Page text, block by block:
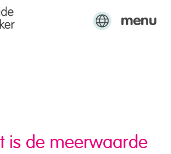
menu
is de meerwaarde